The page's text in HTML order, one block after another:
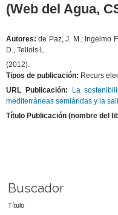
(Web del Agua,
Autores:de Paz, J. M.; Ingelmo
D., Tellols L.
(2012).
Tipos de publicación: Recurs
URL Publicación:
La
mediterráneas semiáridas y la
Título Publicación (nombre del
Buscador
Título